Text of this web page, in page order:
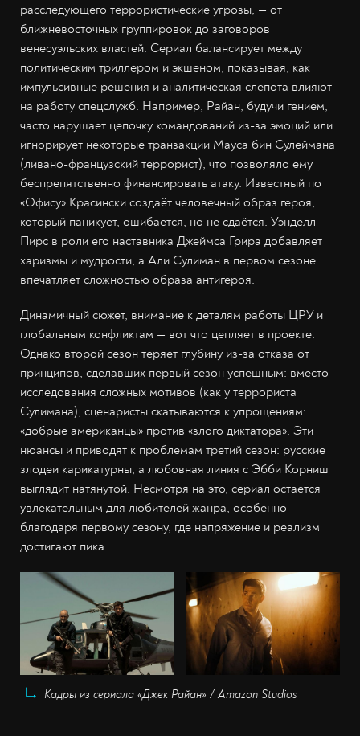
расследующего террористические угрозы, — от
ближневосточных группировок до заговоров
венесуэльских властей. Сериал балансирует между
политическим триллером и экшеном, показывая, как
импульсивные решения и аналитическая слепота влияют
на работу спецслужб. Например, Райан, будучи гением,
часто нарушает цепочку командований из-за эмоций или
игнорирует некоторые транзакции Мауса бин Сулеймана
(ливано-французский террорист), что позволяло ему
беспрепятственно финансировать атаку. Известный по
«Офису» Красински создаёт человечный образ героя,
который паникует, ошибается, но не сдаётся. Уэнделл
Пирс в роли его наставника Джеймса Грира добавляет
харизмы и мудрости, а Али Сулиман в первом сезоне
впечатляет сложностью образа антигероя.
Динамичный сюжет, внимание к деталям работы ЦРУ и
глобальным конфликтам — вот что цепляет в проекте.
Однако второй сезон теряет глубину из-за отказа от
принципов, сделавших первый сезон успешным: вместо
исследования сложных мотивов (как у террориста
Сулимана), сценаристы скатываются к упрощениям:
«добрые американцы» против «злого диктатора». Эти
нюансы и приводят к проблемам третий сезон: русские
злодеи карикатурны, а любовная линия с Эбби Корниш
выглядит натянутой. Несмотря на это, сериал остаётся
увлекательным для любителей жанра, особенно
благодаря первому сезону, где напряжение и реализм
достигают пика.
Кадры из сериала «Джек Райан» / Amazon Studios